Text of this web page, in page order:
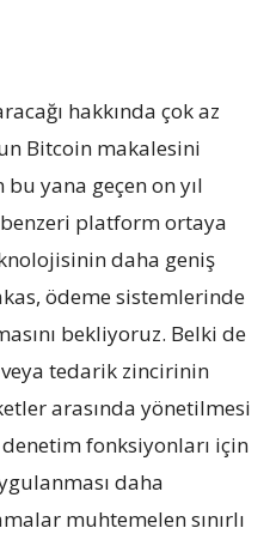
hakkında çok az
Bitcoin makalesini
bu yana geçen on yıl
platform ortaya
daha geniş
ödeme sistemlerinde
bekliyoruz. Belki de
tedarik zincirinin
arasında yönetilmesi
fonksiyonları için
daha
muhtemelen sınırlı